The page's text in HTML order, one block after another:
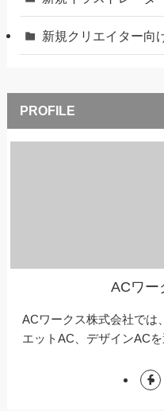
新規クリエイター向
ACワー
ACワークス株式会社では
エットAC、デザインACを